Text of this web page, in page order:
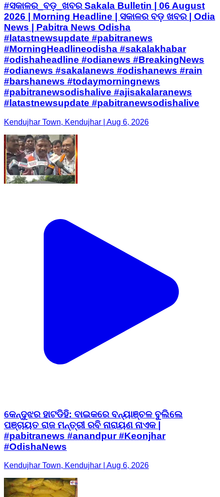
#ସକାଳର_ବଡ଼_ଖବର Sakala Bulletin | 06 August
2026 | Morning Headline | ସକାଳର ବଡ଼ ଖବର | Odia
News | Pabitra News Odisha
#latastnewsupdate #pabitranews
#MorningHeadlineodisha #sakalakhabar
#odishaheadline #odianews #BreakingNews
#odianews #sakalanews #odishanews #rain
#barshanews #todaymorningnews
#pabitranewsodishalive #ajisakalaranews
#latastnewsupdate #pabitranewsodishalive
Kendujhar Town, Kendujhar | Aug 6, 2026
କେନ୍ଦୁଝର ହାଟଡିହି: ବାଇକରେ ବନ୍ୟାଞ୍ଚଳ ବୁଲିଲେ
ପଞ୍ଚାୟତ ରାଜ ମନ୍ତ୍ରୀ ରବି ନାରାୟଣ ନାଏକ |
#pabitranews #anandpur #Keonjhar
#OdishaNews
Kendujhar Town, Kendujhar | Aug 6, 2026